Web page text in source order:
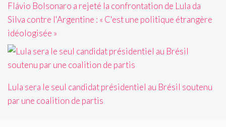
Flávio Bolsonaro a rejeté la confrontation de Lula da
Silva contre l'Argentine : « C'est une politique étrangère
idéologisée »
Lula sera le seul candidat présidentiel au Brésil soutenu
par une coalition de partis